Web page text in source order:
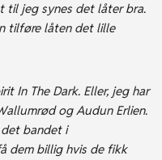
til jeg synes det låter bra.
tilføre låten det lille
In The Dark. Eller, jeg har
og Audun Erlien.
bandet i
dem billig hvis de fikk